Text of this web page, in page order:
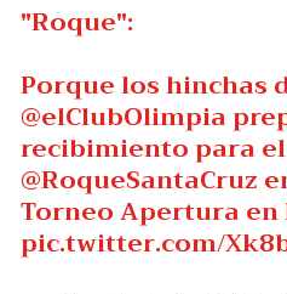
"Roque":
Porque los hinchas
@elClubOlimpia
recibimiento para
@RoqueSantaCruz
Torneo Apertura en
pic.twitter.com/